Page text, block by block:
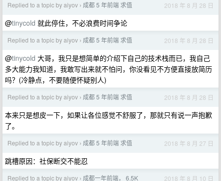
Replied to a topic by aiyov › 成都 5 年前端 求值 2018 年 8 月 28 日
@tinycold 就此停住，不必浪费时间争论
Replied to a topic by aiyov › 成都 5 年前端 求值 2018 年 8 月 28 日
@tinycold 大哥，我只是想简单的介绍下自己的技术栈而已，我自己
多大能力我知道，我敢写出来就不怕问，你没看见不方便直接放简历
吗？(冷静点，不要随便怀疑别人)
Replied to a topic by aiyov › 成都 5 年前端 求值 2018 年 8 月 28 日
本来只是想皮一下，如果让各位感觉不舒服了，那就只有说一声抱歉
了。
Replied to a topic by aiyov › 成都 5 年前端 求值 2018 年 8 月 27 日
跳槽原因：社保断交不能忍
Replied to a topic by aiyov › 成都一年前端， 6.5K 2018 年 8 月 10 日